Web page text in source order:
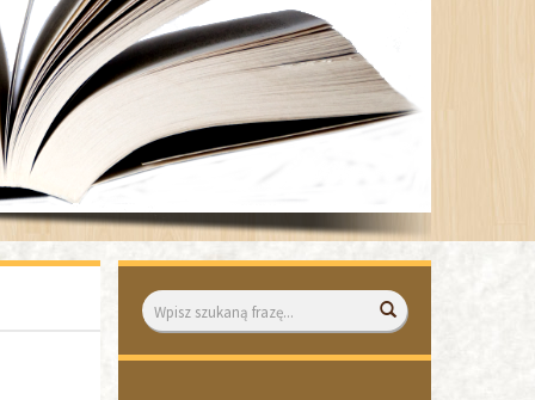
Wyszukiwarka Wyszukaj